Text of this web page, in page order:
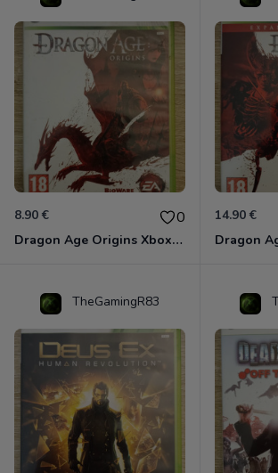
8.90 € 0
Dragon Age Origins Xbox 360
14.90 €
TheGamingR83